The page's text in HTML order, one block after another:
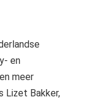
en
meer
Lizet Bakker,